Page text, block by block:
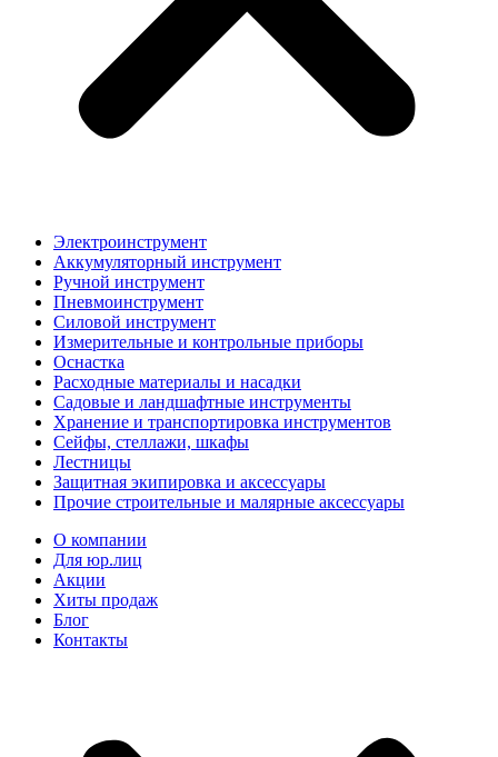
Электроинструмент
Аккумуляторный инструмент
Ручной инструмент
Пневмоинструмент
Силовой инструмент
Измерительные и контрольные приборы
Оснастка
Расходные материалы и насадки
Садовые и ландшафтные инструменты
Хранение и транспортировка инструментов
Сейфы, стеллажи, шкафы
Лестницы
Защитная экипировка и аксессуары
Прочие строительные и малярные аксессуары
О компании
Для юр.лиц
Акции
Хиты продаж
Блог
Контакты